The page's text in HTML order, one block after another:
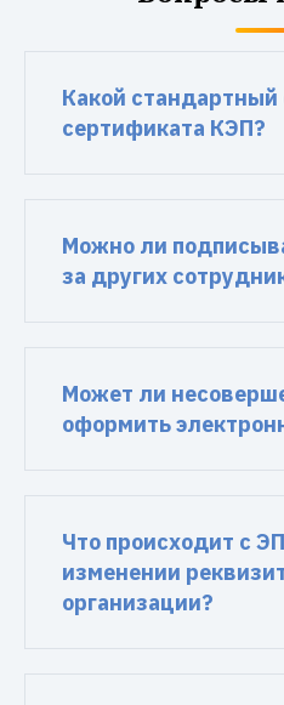
Какой стандартный
сертификата КЭП?
Можно ли
за других
Может ли
оформить
Что происходит с
изменении
организации?